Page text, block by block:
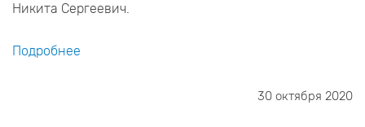
Никита Сергеевич.
Подробнее
30 октября 2020